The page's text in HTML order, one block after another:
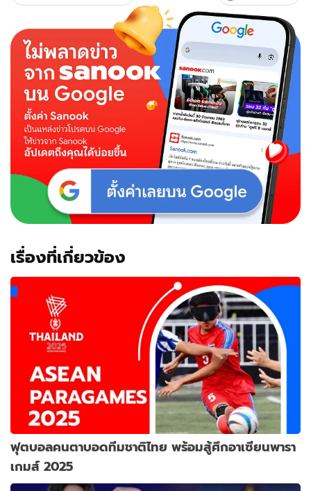
เรื่องที่เกี่ยวข้อง
ฟุตบอลคนตาบอดทีมชาติไทย พร้อมสู้ศึกอาเซียนพารา
เกมส์ 2025